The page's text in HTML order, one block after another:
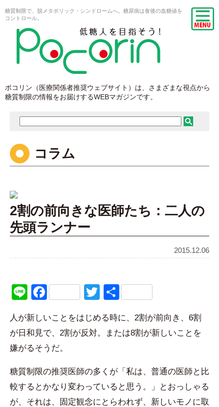
糖質制限で、脱メタボリック・シンドロームへ。糖尿病は食後の血糖値を
コントロール。
ポコリン（医療関係者推奨ウェブサイト）は、さまざまな視点から
糖質制限の情報をお届けするWEBマガジンです。
コラム
2割の前向きな医師たち：二人の
先頭ランナー
2015.12.06
LineFacebookTwitter
共
人が新しいことをはじめる時に、2割が前向き、6割
が日和見で、2割が反対。または8割が新しいことを
嫌がるそうだ。
糖質制限の推奨医師の多くが「私は、普通の医師と比
較するとかなり変わっていると思う。」とおっしゃる
が、それは、固定観念にとらわれず、新しいモノに取